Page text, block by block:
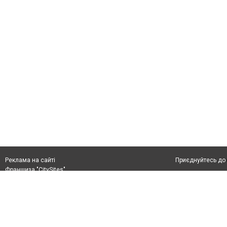
Реклама на сайті
Франшиза "CitySites"
Приєднуйтесь до